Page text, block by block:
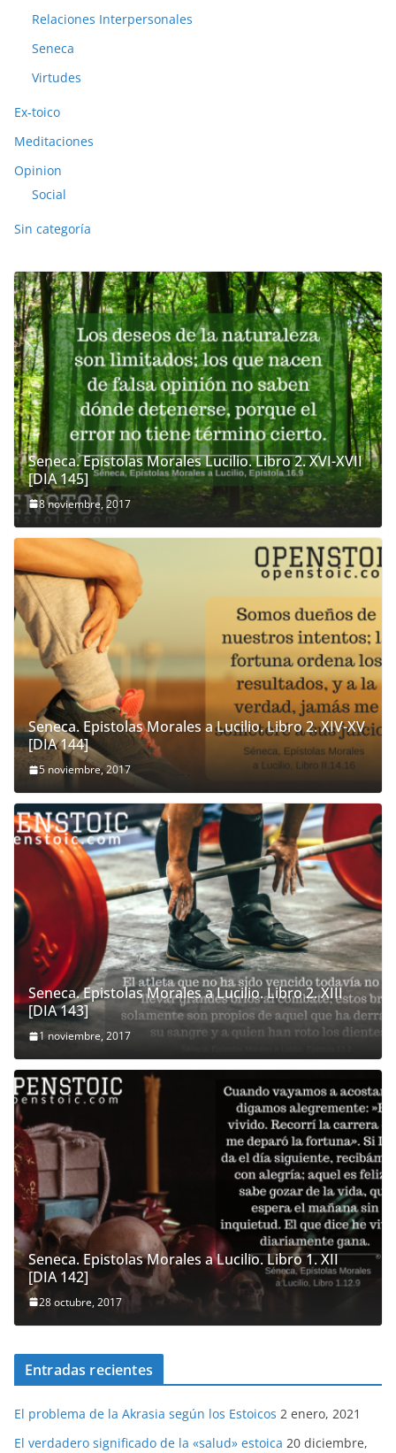
Relaciones Interpersonales
Seneca
Virtudes
Ex-toico
Meditaciones
Opinion
Social
Sin categoría
Seneca. Epistolas Morales Lucilio. Libro 2. XVI-XVII
[DIA 145]
8 noviembre, 2017
Seneca. Epistolas Morales a Lucilio. Libro 2. XIV-XV
[DIA 144]
5 noviembre, 2017
Seneca. Epistolas Morales a Lucilio. Libro 2. XIII
[DIA 143]
1 noviembre, 2017
Seneca. Epistolas Morales a Lucilio. Libro 1. XII
[DIA 142]
28 octubre, 2017
Entradas recientes
El problema de la Akrasia según los Estoicos 2 enero, 2021
El verdadero significado de la «salud» estoica 20 diciembre,